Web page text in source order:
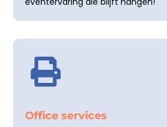

Office services